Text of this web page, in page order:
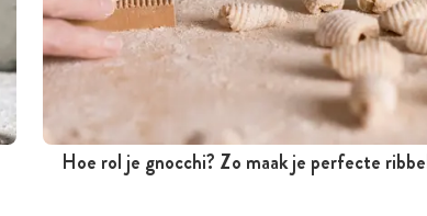
Hoe rol je gnocchi? Zo maak je perfecte